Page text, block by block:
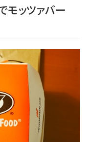
ッツァバー